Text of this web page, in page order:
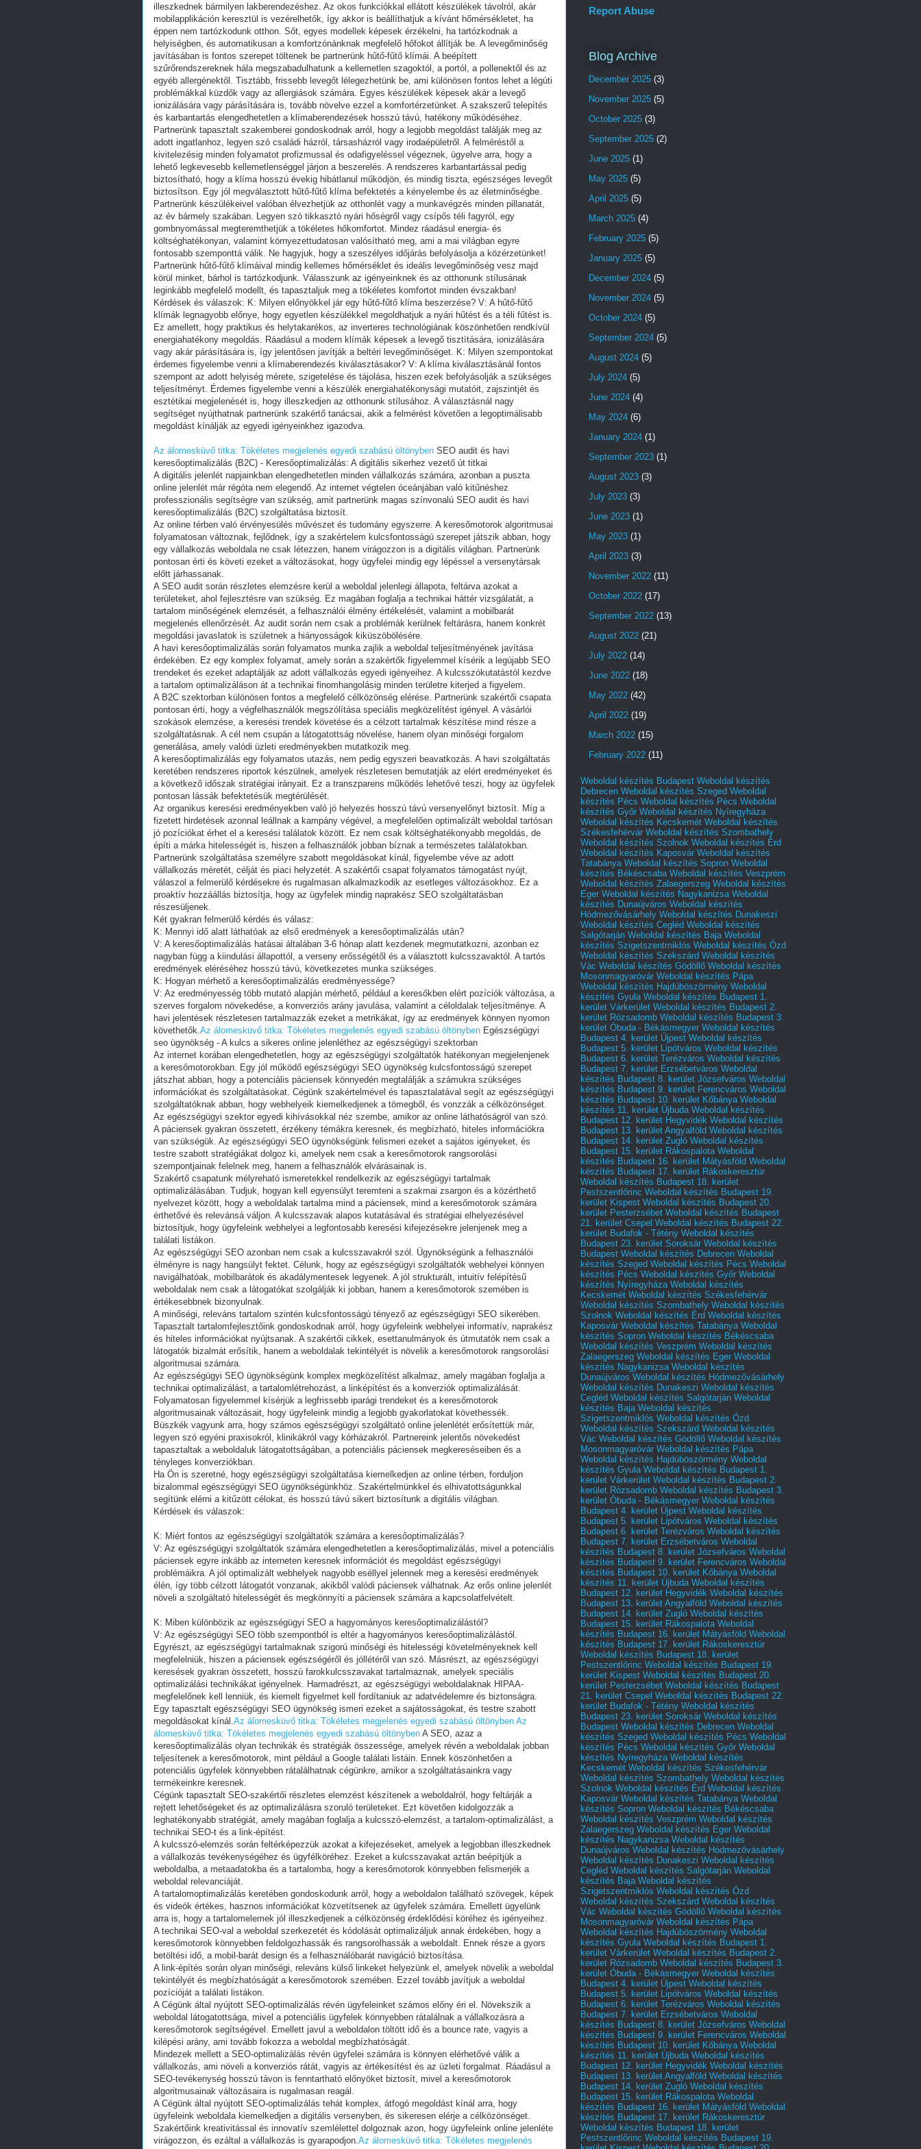
illeszkednek bármilyen lakberendezéshez. Az okos funkciókkal ellátott készülékek távolról, akár
mobilapplikáción keresztül is vezérelhetők, így akkor is beállíthatjuk a kívánt hőmérsékletet, ha
éppen nem tartózkodunk otthon. Sőt, egyes modellek képesek érzékelni, ha tartózkodnak a
helyiségben, és automatikusan a komfortzónánknak megfelelő hőfokot állítják be. A levegőminőség
javításában is fontos szerepet töltenek be partnerünk hűtő-fűtő klímái. A beépített
szűrőrendszereknek hála megszabadulhatunk a kellemetlen szagoktól, a portól, a pollenektől és az
egyéb allergénektől. Tisztább, frissebb levegőt lélegezhetünk be, ami különösen fontos lehet a légúti
problémákkal küzdők vagy az allergiások számára. Egyes készülékek képesek akár a levegő
ionizálására vagy párásítására is, tovább növelve ezzel a komfortérzetünket. A szakszerű telepítés
és karbantartás elengedhetetlen a klímaberendezések hosszú távú, hatékony működéséhez.
Partnerünk tapasztalt szakemberei gondoskodnak arról, hogy a legjobb megoldást találják meg az
adott ingatlanhoz, legyen szó családi házról, társasházról vagy irodaépületről. A felméréstől a
kivitelezésig minden folyamatot profizmussal és odafigyeléssel végeznek, ügyelve arra, hogy a
lehető legkevesebb kellemetlenséggel járjon a beszerelés. A rendszeres karbantartással pedig
biztosítható, hogy a klíma hosszú évekig hibátlanul működjön, és mindig tiszta, egészséges levegőt
biztosítson. Egy jól megválasztott hűtő-fűtő klíma befektetés a kényelembe és az életminőségbe.
Partnerünk készülékeivel valóban élvezhetjük az otthonlét vagy a munkavégzés minden pillanatát,
az év bármely szakában. Legyen szó tikkasztó nyári hőségről vagy csípős téli fagyról, egy
gombnyomással megteremthetjük a tökéletes hőkomfortot. Mindez ráadásul energia- és
költséghatékonyan, valamint környezettudatosan valósítható meg, ami a mai világban egyre
fontosabb szemponttá válik. Ne hagyjuk, hogy a szeszélyes időjárás befolyásolja a közérzetünket!
Partnerünk hűtő-fűtő klímáival mindig kellemes hőmérséklet és ideális levegőminőség vesz majd
körül minket, bárhol is tartózkodjunk. Válasszunk az igényeinknek és az otthonunk stílusának
leginkább megfelelő modellt, és tapasztaljuk meg a tökéletes komfortot minden évszakban!
Kérdések és válaszok: K: Milyen előnyökkel jár egy hűtő-fűtő klíma beszerzése? V: A hűtő-fűtő
klímák legnagyobb előnye, hogy egyetlen készülékkel megoldhatjuk a nyári hűtést és a téli fűtést is.
Ez amellett, hogy praktikus és helytakarékos, az inverteres technológiának köszönhetően rendkívül
energiahatékony megoldás. Ráadásul a modern klímák képesek a levegő tisztítására, ionizálására
vagy akár párásítására is, így jelentősen javítják a beltéri levegőminőséget. K: Milyen szempontokat
érdemes figyelembe venni a klímaberendezés kiválasztásakor? V: A klíma kiválasztásánál fontos
szempont az adott helyiség mérete, szigetelése és tájolása, hiszen ezek befolyásolják a szükséges
teljesítményt. Érdemes figyelembe venni a készülék energiahatékonysági mutatóit, zajszintjét és
esztétikai megjelenését is, hogy illeszkedjen az otthonunk stílusához. A választásnál nagy
segítséget nyújthatnak partnerünk szakértő tanácsai, akik a felmérést követően a legoptimálisabb
megoldást kínálják az egyedi igényeinkhez igazodva.
Az álomesküvő titka: Tökéletes megjelenés egyedi szabású öltönyben SEO audit és havi
keresőoptimalizálás (B2C) - Keresőoptimalizálás: A digitális sikerhez vezető út titkai
A digitális jelenlét napjainkban elengedhetetlen minden vállalkozás számára, azonban a puszta
online jelenlét már régóta nem elegendő. Az internet végtelen óceánjában való kitűnéshez
professzionális segítségre van szükség, amit partnerünk magas színvonalú SEO audit és havi
keresőoptimalizálás (B2C) szolgáltatása biztosít.
Az online térben való érvényesülés művészet és tudomány egyszerre. A keresőmotorok algoritmusai
folyamatosan változnak, fejlődnek, így a szakértelem kulcsfontosságú szerepet játszik abban, hogy
egy vállalkozás weboldala ne csak létezzen, hanem virágozzon is a digitális világban. Partnerünk
pontosan érti és követi ezeket a változásokat, hogy ügyfelei mindig egy lépéssel a versenytársak
előtt járhassanak.
A SEO audit során részletes elemzésre kerül a weboldal jelenlegi állapota, feltárva azokat a
területeket, ahol fejlesztésre van szükség. Ez magában foglalja a technikai háttér vizsgálatát, a
tartalom minőségének elemzését, a felhasználói élmény értékelését, valamint a mobilbarát
megjelenés ellenőrzését. Az audit során nem csak a problémák kerülnek feltárásra, hanem konkrét
megoldási javaslatok is születnek a hiányosságok kiküszöbölésére.
A havi keresőoptimalizálás során folyamatos munka zajlik a weboldal teljesítményének javítása
érdekében. Ez egy komplex folyamat, amely során a szakértők figyelemmel kísérik a legújabb SEO
trendeket és ezeket adaptálják az adott vállalkozás egyedi igényeihez. A kulcsszókutatástól kezdve
a tartalom optimalizáláson át a technikai finomhangolásig minden területre kiterjed a figyelem.
A B2C szektorban különösen fontos a megfelelő célközönség elérése. Partnerünk szakértői csapata
pontosan érti, hogy a végfelhasználók megszólítása speciális megközelítést igényel. A vásárlói
szokások elemzése, a keresési trendek követése és a célzott tartalmak készítése mind része a
szolgáltatásnak. A cél nem csupán a látogatottság növelése, hanem olyan minőségi forgalom
generálása, amely valódi üzleti eredményekben mutatkozik meg.
A keresőoptimalizálás egy folyamatos utazás, nem pedig egyszeri beavatkozás. A havi szolgáltatás
keretében rendszeres riportok készülnek, amelyek részletesen bemutatják az elért eredményeket és
a következő időszak stratégiai irányait. Ez a transzparens működés lehetővé teszi, hogy az ügyfelek
pontosan lássák befektetésük megtérülését.
Az organikus keresési eredményekben való jó helyezés hosszú távú versenyelőnyt biztosít. Míg a
fizetett hirdetések azonnal leállnak a kampány végével, a megfelelően optimalizált weboldal tartósan
jó pozíciókat érhet el a keresési találatok között. Ez nem csak költséghatékonyabb megoldás, de
építi a márka hitelességét is, hiszen a felhasználók jobban bíznak a természetes találatokban.
Partnerünk szolgáltatása személyre szabott megoldásokat kínál, figyelembe véve az adott
vállalkozás méretét, célját és piaci helyzetét. A szakértői csapat folyamatos támogatást nyújt,
válaszol a felmerülő kérdésekre és rugalmasan alkalmazkodik az esetleges változásokhoz. Ez a
proaktív hozzáállás biztosítja, hogy az ügyfelek mindig naprakész SEO szolgáltatásban
részesüljenek.
Két gyakran felmerülő kérdés és válasz:
K: Mennyi idő alatt láthatóak az első eredmények a keresőoptimalizálás után?
V: A keresőoptimalizálás hatásai általában 3-6 hónap alatt kezdenek megmutatkozni, azonban ez
nagyban függ a kiindulási állapottól, a verseny erősségétől és a választott kulcsszavaktól. A tartós
eredmények eléréséhez hosszú távú, következetes munka szükséges.
K: Hogyan mérhető a keresőoptimalizálás eredményessége?
V: Az eredményesség több mutató alapján mérhető, például a keresőkben elért pozíciók változása, a
szerves forgalom növekedése, a konverziós arány javulása, valamint a céloldalak teljesítménye. A
havi jelentések részletesen tartalmazzák ezeket a metrikákat, így az eredmények könnyen nyomon
követhetők.Az álomesküvő titka: Tökéletes megjelenés egyedi szabású öltönyben Egészségügyi
seo ügynökség - A kulcs a sikeres online jelenléthez az egészségügyi szektorban
Az internet korában elengedhetetlen, hogy az egészségügyi szolgáltatók hatékonyan megjelenjenek
a keresőmotorokban. Egy jól működő egészségügyi SEO ügynökség kulcsfontosságú szerepet
játszhat abban, hogy a potenciális páciensek könnyedén megtalálják a számukra szükséges
információkat és szolgáltatásokat. Cégünk szakértelmével és tapasztalatával segít az egészségügyi
szolgáltatóknak abban, hogy webhelyeik kiemelkedjenek a tömegből, és vonzzák a célközönséget.
Az egészségügyi szektor egyedi kihívásokkal néz szembe, amikor az online láthatóságról van szó.
A páciensek gyakran összetett, érzékeny témákra keresnek, és megbízható, hiteles információkra
van szükségük. Az egészségügyi SEO ügynökségünk felismeri ezeket a sajátos igényeket, és
testre szabott stratégiákat dolgoz ki, amelyek nem csak a keresőmotorok rangsorolási
szempontjainak felelnek meg, hanem a felhasználók elvárásainak is.
Szakértő csapatunk mélyreható ismeretekkel rendelkezik az egészségügyi tartalmak
optimalizálásában. Tudjuk, hogyan kell egyensúlyt teremteni a szakmai zsargon és a közérthető
nyelvezet között, hogy a weboldalak tartalma mind a páciensek, mind a keresőmotorok számára
érthetővé és relevánsá váljon. A kulcsszavak alapos kutatásával és stratégiai elhelyezésével
biztosítjuk, hogy ügyfeleink webhelyei a legfontosabb keresési kifejezésekre jelenjenek meg a
találati listákon.
Az egészségügyi SEO azonban nem csak a kulcsszavakról szól. Ügynökségünk a felhasználói
élményre is nagy hangsúlyt fektet. Célunk, hogy az egészségügyi szolgáltatók webhelyei könnyen
navigálhatóak, mobilbarátok és akadálymentesek legyenek. A jól strukturált, intuitív felépítésű
weboldalak nem csak a látogatókat szolgálják ki jobban, hanem a keresőmotorok szemében is
értékesebbnek bizonyulnak.
A minőségi, releváns tartalom szintén kulcsfontosságú tényező az egészségügyi SEO sikerében.
Tapasztalt tartalomfejlesztőink gondoskodnak arról, hogy ügyfeleink webhelyei informatív, naprakész
és hiteles információkat nyújtsanak. A szakértői cikkek, esettanulmányok és útmutatók nem csak a
látogatók bizalmát erősítik, hanem a weboldalak tekintélyét is növelik a keresőmotorok rangsorolási
algoritmusai számára.
Az egészségügyi SEO ügynökségünk komplex megközelítést alkalmaz, amely magában foglalja a
technikai optimalizálást, a tartalomlétrehozást, a linképítést és a konverziók optimalizálását.
Folyamatosan figyelemmel kísérjük a legfrissebb iparági trendeket és a keresőmotorok
algoritmusainak változásait, hogy ügyfeleink mindig a legjobb gyakorlatokat követhessék.
Büszkék vagyunk arra, hogy számos egészségügyi szolgáltató online jelenlétét erősítettük már,
legyen szó egyéni praxisokról, klinikákról vagy kórházakról. Partnereink jelentős növekedést
tapasztaltak a weboldaluk látogatottságában, a potenciális páciensek megkereséseiben és a
tényleges konverziókban.
Ha Ön is szeretné, hogy egészségügyi szolgáltatása kiemelkedjen az online térben, forduljon
bizalommal egészségügyi SEO ügynökségünkhöz. Szakértelmünkkel és elhivatottságunkkal
segítünk elérni a kitűzött célokat, és hosszú távú sikert biztosítunk a digitális világban.
Kérdések és válaszok:
K: Miért fontos az egészségügyi szolgáltatók számára a keresőoptimalizálás?
V: Az egészségügyi szolgáltatók számára elengedhetetlen a keresőoptimalizálás, mivel a potenciális
páciensek egyre inkább az interneten keresnek információt és megoldást egészségügyi
problémáikra. A jól optimalizált webhelyek nagyobb eséllyel jelennek meg a keresési eredmények
élén, így több célzott látogatót vonzanak, akikből valódi páciensek válhatnak. Az erős online jelenlét
növeli a szolgáltató hitelességét és megkönnyíti a páciensek számára a kapcsolatfelvételt.
K: Miben különbözik az egészségügyi SEO a hagyományos keresőoptimalizálástól?
V: Az egészségügyi SEO több szempontból is eltér a hagyományos keresőoptimalizálástól.
Egyrészt, az egészségügyi tartalmaknak szigorú minőségi és hitelességi követelményeknek kell
megfelelniük, hiszen a páciensek egészségéről és jóllétéről van szó. Másrészt, az egészségügyi
keresések gyakran összetett, hosszú farokkulcsszavakat tartalmaznak, amelyek speciális
optimalizálási technikákat igényelnek. Harmadrészt, az egészségügyi weboldalaknak HIPAA-
megfelelőnek kell lenniük, és kiemelt figyelmet kell fordítaniuk az adatvédelemre és biztonságra.
Egy tapasztalt egészségügyi SEO ügynökség ismeri ezeket a sajátosságokat, és testre szabott
megoldásokat kínál.Az álomesküvő titka: Tökéletes megjelenés egyedi szabású öltönyben Az
álomesküvő titka: Tökéletes megjelenés egyedi szabású öltönyben A SEO, azaz a
keresőoptimalizálás olyan technikák és stratégiák összessége, amelyek révén a weboldalak jobban
teljesítenek a keresőmotorok, mint például a Google találati listáin. Ennek köszönhetően a
potenciális ügyfelek könnyebben rátalálhatnak cégünkre, amikor a szolgáltatásainkra vagy
termékeinkre keresnek.
Cégünk tapasztalt SEO-szakértői részletes elemzést készítenek a weboldalról, hogy feltárják a
rejtett lehetőségeket és az optimalizálásra szoruló területeket. Ezt követően kidolgozzák a
leghatékonyabb stratégiát, amely magában foglalja a kulcsszó-elemzést, a tartalom-optimalizálást, a
technikai SEO-t és a link-építést.
A kulcsszó-elemzés során feltérképezzük azokat a kifejezéseket, amelyek a legjobban illeszkednek
a vállalkozás tevékenységéhez és ügyfélköréhez. Ezeket a kulcsszavakat aztán beépítjük a
weboldalba, a metaadatokba és a tartalomba, hogy a keresőmotorok könnyebben felismerjék a
weboldal relevanciáját.
A tartalomoptimalizálás keretében gondoskodunk arról, hogy a weboldalon található szövegek, képek
és videók értékes, hasznos információkat közvetítsenek az ügyfelek számára. Emellett ügyelünk
arra is, hogy a tartalomelemek jól illeszkedjenek a célközönség érdeklődési köréhez és igényeihez.
A technikai SEO-val a weboldal szerkezetét és kódolását optimalizáljuk annak érdekében, hogy a
keresőmotorok könnyebben feldolgozhassák és rangsorolhassák a weboldalt. Ennek része a gyors
betöltési idő, a mobil-barát design és a felhasználóbarát navigáció biztosítása.
A link-építés során olyan minőségi, releváns külső linkeket helyezünk el, amelyek növelik a weboldal
tekintélyét és megbízhatóságát a keresőmotorok szemében. Ezzel tovább javítjuk a weboldal
pozícióját a találati listákon.
A Cégünk által nyújtott SEO-optimalizálás révén ügyfeleinket számos előny éri el. Növekszik a
weboldal látogatottsága, mivel a potenciális ügyfelek könnyebben rátalálnak a vállalkozásra a
keresőmotorok segítségével. Emellett javul a weboldalon töltött idő és a bounce rate, vagyis a
kilépési arány, ami tovább fokozza a weboldal megbízhatóságát.
Mindezek mellett a SEO-optimalizálás révén ügyfelei számára is könnyen elérhetővé válik a
vállalkozás, ami növeli a konverziós rátát, vagyis az értékesítést és az üzleti forgalmat. Ráadásul a
SEO-tevékenység hosszú távon is fenntartható előnyöket biztosít, mivel a keresőmotorok
algoritmusainak változásaira is rugalmasan reagál.
A Cégünk által nyújtott SEO-optimalizálás tehát komplex, átfogó megoldást kínál arra, hogy
ügyfeleink weboldala kiemelkedjen a digitális versenyben, és sikeresen elérje a célközönséget.
Szakértőink kreativitással és innovatív szemlélettel dolgoznak azon, hogy ügyfeleink online jelenléte
virágozzon, és ezáltal a vállalkozás is gyarapodjon.Az álomesküvő titka: Tökéletes megjelenés
Report Abuse
Blog Archive
December 2025 (3)
November 2025 (5)
October 2025 (3)
September 2025 (2)
June 2025 (1)
May 2025 (5)
April 2025 (5)
March 2025 (4)
February 2025 (5)
January 2025 (5)
December 2024 (5)
November 2024 (5)
October 2024 (5)
September 2024 (5)
August 2024 (5)
July 2024 (5)
June 2024 (4)
May 2024 (6)
January 2024 (1)
September 2023 (1)
August 2023 (3)
July 2023 (3)
June 2023 (1)
May 2023 (1)
April 2023 (3)
November 2022 (11)
October 2022 (17)
September 2022 (13)
August 2022 (21)
July 2022 (14)
June 2022 (18)
May 2022 (42)
April 2022 (19)
March 2022 (15)
February 2022 (11)
Weboldal készítés Budapest Weboldal készítés
Debrecen Weboldal készítés Szeged Weboldal
készítés Pécs Weboldal készítés Pécs Weboldal
készítés Győr Weboldal készítés Nyíregyháza
Weboldal készítés Kecskemét Weboldal készítés
Székesfehérvár Weboldal készítés Szombathely
Weboldal készítés Szolnok Weboldal készítés Érd
Weboldal készítés Kaposvár Weboldal készítés
Tatabánya Weboldal készítés Sopron Weboldal
készítés Békéscsaba Weboldal készítés Veszprém
Weboldal készítés Zalaegerszeg Weboldal készítés
Eger Weboldal készítés Nagykanizsa Weboldal
készítés Dunaújváros Weboldal készítés
Hódmezővásárhely Weboldal készítés Dunakeszi
Weboldal készítés Cegléd Weboldal készítés
Salgótarján Weboldal készítés Baja Weboldal
készítés Szigetszentmiklós Weboldal készítés Ózd
Weboldal készítés Szekszárd Weboldal készítés
Vác Weboldal készítés Gödöllő Weboldal készítés
Mosonmagyaróvár Weboldal készítés Pápa
Weboldal készítés Hajdúböszörmény Weboldal
készítés Gyula Weboldal készítés Budapest 1.
kerület Várkerület Weboldal készítés Budapest 2.
kerület Rózsadomb Weboldal készítés Budapest 3.
kerület Óbuda - Békásmegyer Weboldal készítés
Budapest 4. kerület Újpest Weboldal készítés
Budapest 5. kerület Lipótváros Weboldal készítés
Budapest 6. kerület Terézváros Weboldal készítés
Budapest 7. kerület Erzsébetváros Weboldal
készítés Budapest 8. kerület Józsefváros Weboldal
készítés Budapest 9. kerület Ferencváros Weboldal
készítés Budapest 10. kerület Kőbánya Weboldal
készítés 11. kerület Újbuda Weboldal készítés
Budapest 12. kerület Hegyvidék Weboldal készítés
Budapest 13. kerület Angyalföld Weboldal készítés
Budapest 14. kerület Zugló Weboldal készítés
Budapest 15. kerület Rákospalota Weboldal
készítés Budapest 16. kerület Mátyásföld Weboldal
készítés Budapest 17. kerület Rákoskeresztúr
Weboldal készítés Budapest 18. kerület
Pestszentlőrinc Weboldal készítés Budapest 19.
kerület Kispest Weboldal készítés Budapest 20.
kerület Pesterzsébet Weboldal készítés Budapest
21. kerület Csepel Weboldal készítés Budapest 22.
kerület Budafok - Tétény Weboldal készítés
Budapest 23. kerület Soroksár Weboldal készítés
Budapest Weboldal készítés Debrecen Weboldal
készítés Szeged Weboldal készítés Pécs Weboldal
készítés Pécs Weboldal készítés Győr Weboldal
készítés Nyíregyháza Weboldal készítés
Kecskemét Weboldal készítés Székesfehérvár
Weboldal készítés Szombathely Weboldal készítés
Szolnok Weboldal készítés Érd Weboldal készítés
Kaposvár Weboldal készítés Tatabánya Weboldal
készítés Sopron Weboldal készítés Békéscsaba
Weboldal készítés Veszprém Weboldal készítés
Zalaegerszeg Weboldal készítés Eger Weboldal
készítés Nagykanizsa Weboldal készítés
Dunaújváros Weboldal készítés Hódmezővásárhely
Weboldal készítés Dunakeszi Weboldal készítés
Cegléd Weboldal készítés Salgótarján Weboldal
készítés Baja Weboldal készítés
Szigetszentmiklós Weboldal készítés Ózd
Weboldal készítés Szekszárd Weboldal készítés
Vác Weboldal készítés Gödöllő Weboldal készítés
Mosonmagyaróvár Weboldal készítés Pápa
Weboldal készítés Hajdúböszörmény Weboldal
készítés Gyula Weboldal készítés Budapest 1.
kerület Várkerület Weboldal készítés Budapest 2.
kerület Rózsadomb Weboldal készítés Budapest 3.
kerület Óbuda - Békásmegyer Weboldal készítés
Budapest 4. kerület Újpest Weboldal készítés
Budapest 5. kerület Lipótváros Weboldal készítés
Budapest 6. kerület Terézváros Weboldal készítés
Budapest 7. kerület Erzsébetváros Weboldal
készítés Budapest 8. kerület Józsefváros Weboldal
készítés Budapest 9. kerület Ferencváros Weboldal
készítés Budapest 10. kerület Kőbánya Weboldal
készítés 11. kerület Újbuda Weboldal készítés
Budapest 12. kerület Hegyvidék Weboldal készítés
Budapest 13. kerület Angyalföld Weboldal készítés
Budapest 14. kerület Zugló Weboldal készítés
Budapest 15. kerület Rákospalota Weboldal
készítés Budapest 16. kerület Mátyásföld Weboldal
készítés Budapest 17. kerület Rákoskeresztúr
Weboldal készítés Budapest 18. kerület
Pestszentlőrinc Weboldal készítés Budapest 19.
kerület Kispest Weboldal készítés Budapest 20.
kerület Pesterzsébet Weboldal készítés Budapest
21. kerület Csepel Weboldal készítés Budapest 22.
kerület Budafok - Tétény Weboldal készítés
Budapest 23. kerület Soroksár Weboldal készítés
Budapest Weboldal készítés Debrecen Weboldal
készítés Szeged Weboldal készítés Pécs Weboldal
készítés Pécs Weboldal készítés Győr Weboldal
készítés Nyíregyháza Weboldal készítés
Kecskemét Weboldal készítés Székesfehérvár
Weboldal készítés Szombathely Weboldal készítés
Szolnok Weboldal készítés Érd Weboldal készítés
Kaposvár Weboldal készítés Tatabánya Weboldal
készítés Sopron Weboldal készítés Békéscsaba
Weboldal készítés Veszprém Weboldal készítés
Zalaegerszeg Weboldal készítés Eger Weboldal
készítés Nagykanizsa Weboldal készítés
Dunaújváros Weboldal készítés Hódmezővásárhely
Weboldal készítés Dunakeszi Weboldal készítés
Cegléd Weboldal készítés Salgótarján Weboldal
készítés Baja Weboldal készítés
Szigetszentmiklós Weboldal készítés Ózd
Weboldal készítés Szekszárd Weboldal készítés
Vác Weboldal készítés Gödöllő Weboldal készítés
Mosonmagyaróvár Weboldal készítés Pápa
Weboldal készítés Hajdúböszörmény Weboldal
készítés Gyula Weboldal készítés Budapest 1.
kerület Várkerület Weboldal készítés Budapest 2.
kerület Rózsadomb Weboldal készítés Budapest 3.
kerület Óbuda - Békásmegyer Weboldal készítés
Budapest 4. kerület Újpest Weboldal készítés
Budapest 5. kerület Lipótváros Weboldal készítés
Budapest 6. kerület Terézváros Weboldal készítés
Budapest 7. kerület Erzsébetváros Weboldal
készítés Budapest 8. kerület Józsefváros Weboldal
készítés Budapest 9. kerület Ferencváros Weboldal
készítés Budapest 10. kerület Kőbánya Weboldal
készítés 11. kerület Újbuda Weboldal készítés
Budapest 12. kerület Hegyvidék Weboldal készítés
Budapest 13. kerület Angyalföld Weboldal készítés
Budapest 14. kerület Zugló Weboldal készítés
Budapest 15. kerület Rákospalota Weboldal
készítés Budapest 16. kerület Mátyásföld Weboldal
készítés Budapest 17. kerület Rákoskeresztúr
Weboldal készítés Budapest 18. kerület
Pestszentlőrinc Weboldal készítés Budapest 19.